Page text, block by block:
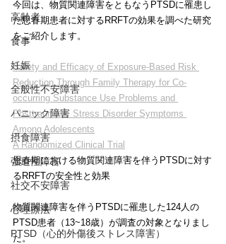
高齢者
食事
妊娠
全般性不安障害
パニック障害
摂食障害
強迫性障害
社交不安障害
心理療法
PTSD（心的外傷後ストレス障害）
今回は、物質関連障害をともなうPTSDに罹患し
た思春期患者に対するRRFTの効果を調べた研究
をご紹介します。
Safety and Efficacy of Exposure-Based Risk
Reduction Through Family Therapy for Co-
occurring Substance Use Problems and
Posttraumatic Stress Disorder Symptoms
Among Adolescents
A Randomized Clinical Trial
思春期における物質関連障害を伴うPTSDに対す
るRRFTの安全性と効果
物質関連障害を伴うPTSDに罹患した124人の
PTSD患者（13~18歳）が調査の対象となりまし
た。